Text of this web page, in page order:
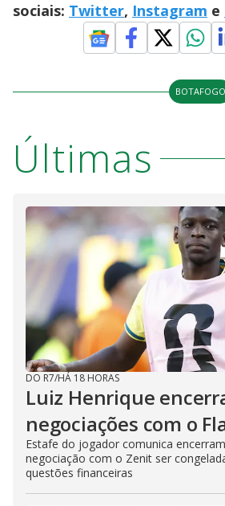
sociais: Twitter, Instagram e
BOTAFOGO
Últimas
DO R7/HÁ 18 HORAS
Luiz Henrique
negociações com o
Estafe do jogador comunica
negociação com o Zenit ser
questões financeiras